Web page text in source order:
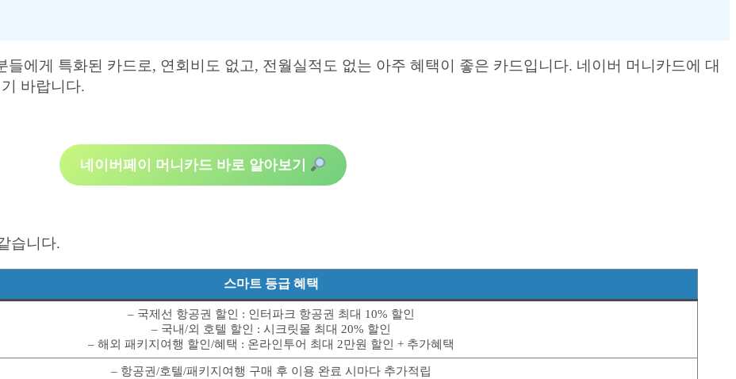
에게 특화된 카드로, 연회비도 없고, 전월실적도 없는 아주 혜택이 좋은 카드입니다. 네이버 머니카드에 대
바랍니다.
네이버페이 머니카드 바로 알아보기
습니다.
스마트 등급 혜택
– 국제선 항공권 할인 : 인터파크 항공권 최대 10% 할인
– 국내/외 호텔 할인 : 시크릿몰 최대 20% 할인
– 해외 패키지여행 할인/혜택 : 온라인투어 최대 2만원 할인 + 추가혜택
– 항공권/호텔/패키지여행 구매 후 이용 완료 시마다 추가적립